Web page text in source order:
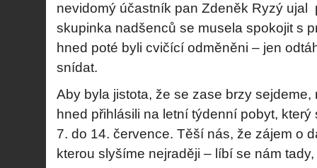
nevidomý účastník pan Zdeněk Ryzý ujal
skupinka nadšenců se musela spokojit s
hned poté byli cvičící odměněni – jen
snídat.
Aby byla jistota, že se zase brzy
hned přihlásili na letní týdenní pobyt,
7. do 14. července. Těší nás, že zájem o
kterou slyšíme nejraději – líbí se nám